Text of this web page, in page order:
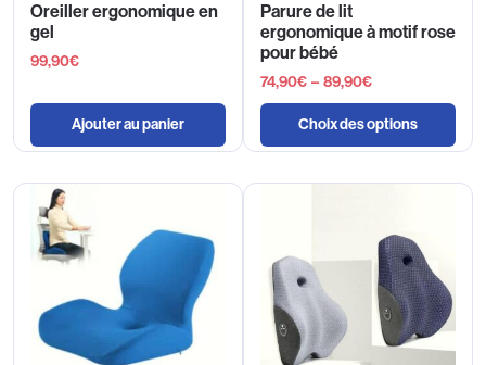
Oreiller ergonomique en
gel
99,90€
Ajouter au panier
Parure de lit
ergonomique à motif rose
pour bébé
74,90€ – 89,90€
Choix des options